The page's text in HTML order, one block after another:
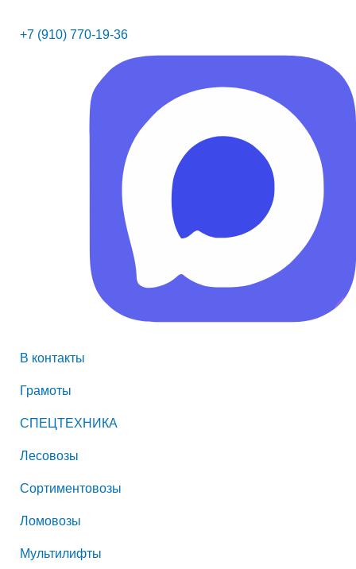
+7 (910) 770-19-36
В контакты
Грамоты
СПЕЦТЕХНИКА
Лесовозы
Сортиментовозы
Ломовозы
Мультилифты